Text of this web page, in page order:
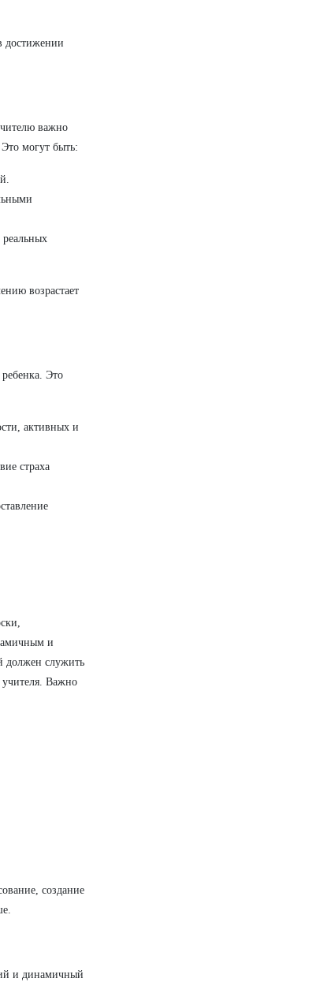
достижении
важно
могут быть:
реальных
возрастает
ребенка. Это
активных и
страха
и
должен служить
учителя. Важно
создание
и динамичный